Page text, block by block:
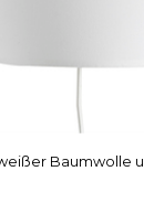
Baumwolle